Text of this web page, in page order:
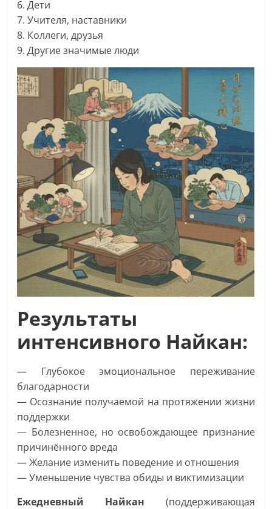
6. Дети
7. Учителя, наставники
8. Коллеги, друзья
9. Другие значимые люди
Результаты
интенсивного Найкан:
— Глубокое эмоциональное переживание
благодарности
— Осознание получаемой на протяжении жизни
поддержки
— Болезненное, но освобождающее признание
причинённого вреда
— Желание изменить поведение и отношения
— Уменьшение чувства обиды и виктимизации
Ежедневный Найкан (поддерживающая